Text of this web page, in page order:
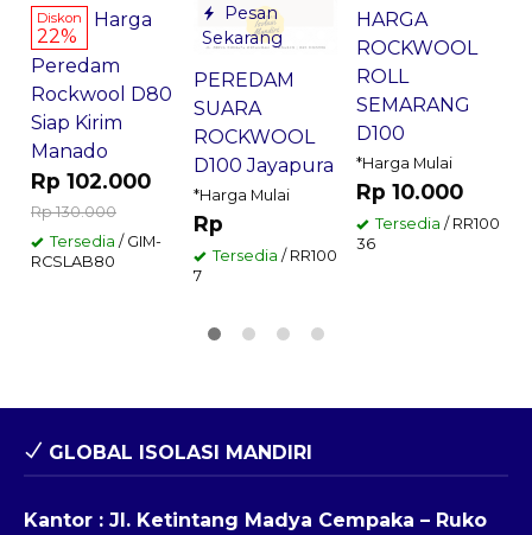
Diskon
22%
Harga
Peredam
Rockwool D80
Siap Kirim
Manado
Rp 102.000
Rp 130.000
Tersedia / GIM-
RCSLAB80
Pesan
Sekarang
PEREDAM
SUARA
ROCKWOOL
D100 Jayapura
*Harga Mulai
Rp
Tersedia / RR100
7
HARGA
ROCKWOOL
ROLL
SEMARANG
D100
*Harga Mulai
Rp 10.000
Tersedia / RR100
36
GLOBAL ISOLASI MANDIRI
Kantor : Jl. Ketintang Madya Cempaka – Ruko